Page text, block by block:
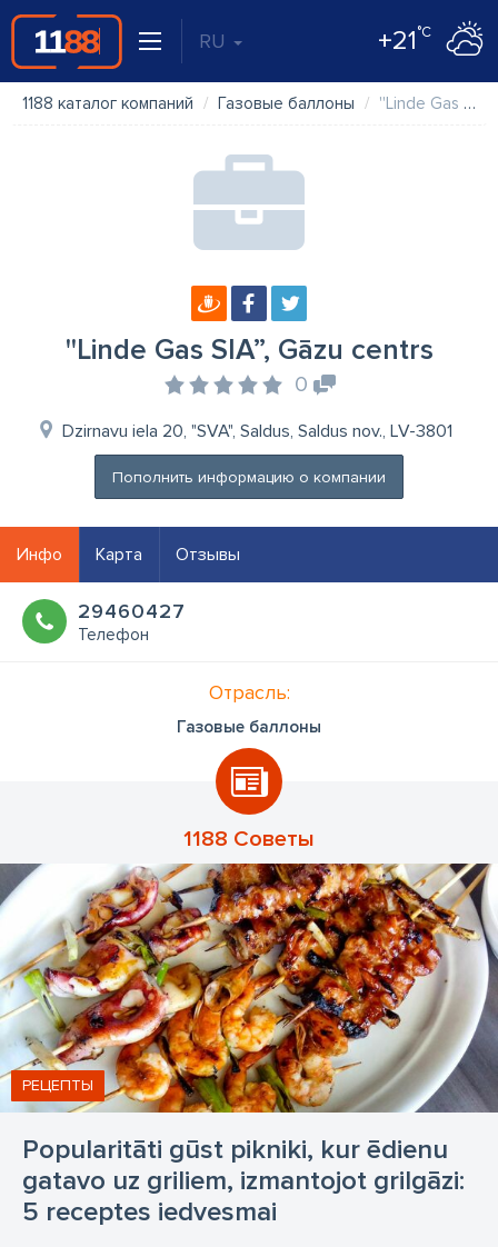
RU +21°C
1188 каталог компаний Газовые баллоны ''Linde Gas SIA”, Gāzu centrs
''Linde Gas SIA”, Gāzu centrs
0
Dzirnavu iela 20, "SVA", Saldus, Saldus nov., LV-3801
Пополнить информацию о компании
Инфо Карта Отзывы
29460427
Телефон
Отрасль:
Газовые баллоны
1188 Советы
Popularitāti gūst pikniki, kur ēdienu
gatavo uz griliem, izmantojot grilgāzi:
5 receptes iedvesmai
РЕЦЕПТЫ